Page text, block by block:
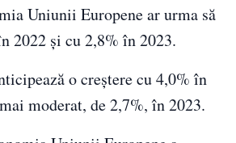
Uniunii Europene ar urma să
2022 şi cu 2,8% în 2023.
o creştere cu 4,0% în
moderat, de 2,7%, în 2023.